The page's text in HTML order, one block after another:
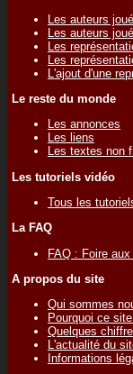
Les auteurs
Les auteurs
Les
Les
L'ajout d'une
Le reste du monde
Les annonces
Les liens
Les textes non
Les tutoriels vidéo
Tous les
La FAQ
FAQ : Foire
A propos du site
Qui sommes
Pourquoi ce
Quelques
L'actualité du
Informations